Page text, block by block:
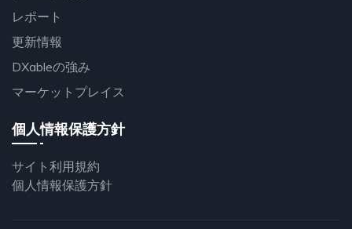
レポート
更新情報
DXableの強み
マーケットプレイス
個人情報保護方針
サイト利用規約
個人情報保護方針